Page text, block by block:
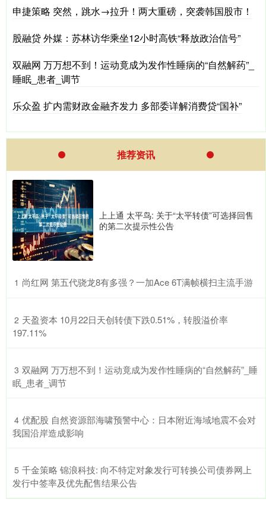
申捷策略 突然，跳水→拉升！两大重磅，突袭韩国股市！
股融贷 外媒：苏林访华乘坐12小时高铁“释放政治信号”
双融网 万万想不到！运动竟成为发作性睡病的“自然解药”_
睡眠_患者_调节
乐众盈 扩内需财政金融齐发力 多部委详解消费贷“国补”
推荐资讯
上上通 太平鸟: 关于“太平转债”可选择回售
的第二次提示性公告
1 ​尚红网 第五代骁龙8有多强？一加Ace 6T满帧横扫主流手游
2 ​天盈资本 10月22日天创转债下跌0.51%，转股溢价率
197.11%
3 ​双融网 万万想不到！运动竟成为发作性睡病的“自然解药”_睡
眠_患者_调节
4 ​优配股 自然资源部海啸预警中心：日本附近海域地震不会对
我国沿岸造成影响
5 ​千金策略 锦浪科技: 向不特定对象发行可转换公司债券网上
发行中签率及优先配售结果公告